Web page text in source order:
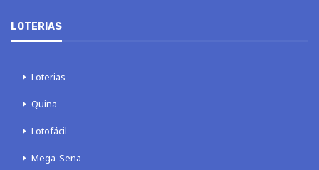
LOTERIAS
Loterias
Quina
Lotofácil
Mega-Sena